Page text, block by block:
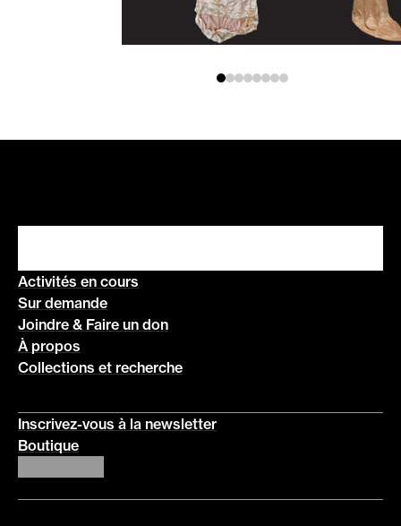
Activités en cours
Sur demande
Joindre & Faire un don
À propos
Collections et recherche
Inscrivez-vous à la newsletter
Boutique